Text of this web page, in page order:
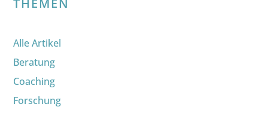
THEMEN
Alle Artikel
Beratung
Coaching
Forschung